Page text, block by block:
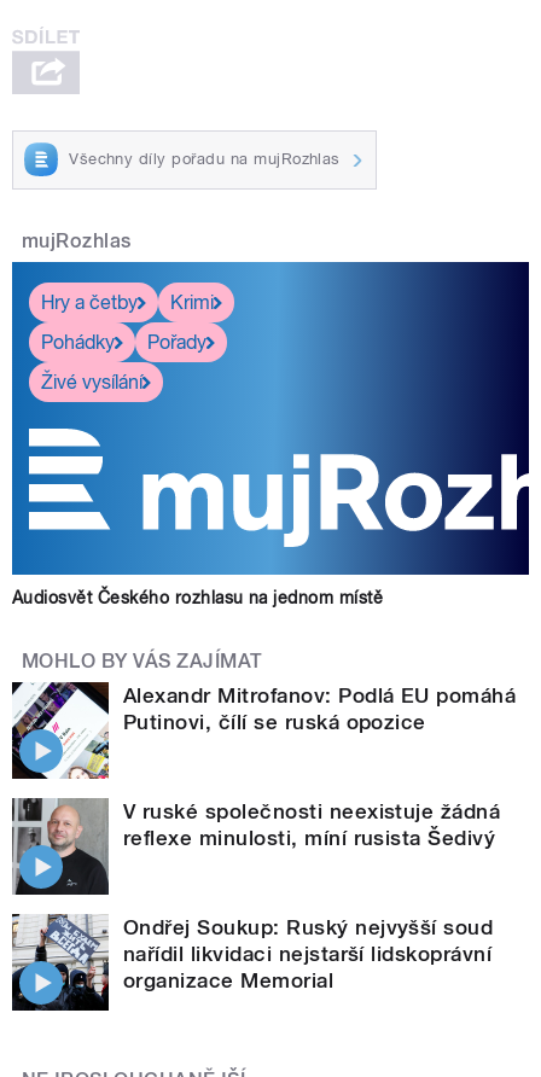
Všechny díly pořadu na mujRozhlas
mujRozhlas
Hry a četby
Krimi
Pohádky
Pořady
Živé vysílání
Audiosvět Českého rozhlasu na jednom místě
MOHLO BY VÁS ZAJÍMAT
Alexandr Mitrofanov: Podlá EU pomáhá
Putinovi, čílí se ruská opozice
V ruské společnosti neexistuje žádná
reflexe minulosti, míní rusista Šedivý
Ondřej Soukup: Ruský nejvyšší soud
nařídil likvidaci nejstarší lidskoprávní
organizace Memorial